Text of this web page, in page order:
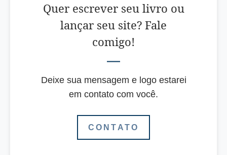
Quer escrever seu livro ou
lançar seu site? Fale
comigo!
Deixe sua mensagem e logo estarei
em contato com você.
CONTATO